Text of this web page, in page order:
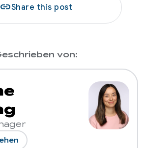
linkShare this post
von: